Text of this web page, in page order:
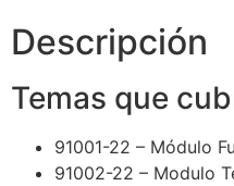
Descripción
Temas que
91001-22 – Módulo
91002-22 – Modulo